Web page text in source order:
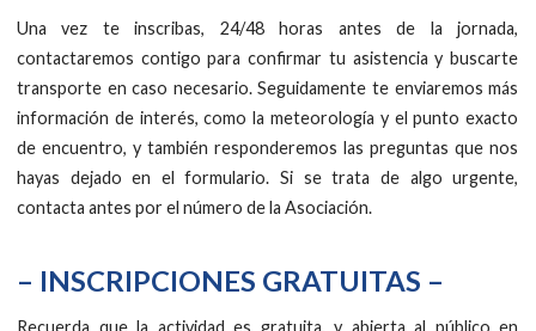
Una vez te inscribas, 24/48 horas antes de la jornada,
contactaremos contigo para confirmar tu asistencia y buscarte
transporte en caso necesario. Seguidamente te enviaremos más
información de interés, como la meteorología y el punto exacto
de encuentro, y también responderemos las preguntas que nos
hayas dejado en el formulario. Si se trata de algo urgente,
contacta antes por el número de la Asociación.
– INSCRIPCIONES GRATUITAS –